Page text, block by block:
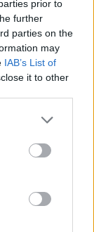
prior to
further
parties on the
may
IAB’s List of
it to other
κοριτσάκι
του σπίτι
«Όλα
του ιδιοκτήτη,
ο
έπεσε